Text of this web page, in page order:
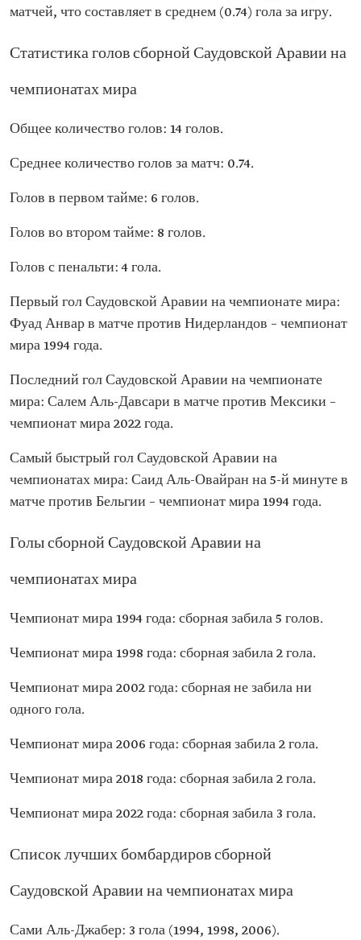
матчей, что составляет в среднем (0.74) гола за игру.
Статистика голов сборной Саудовской Аравии на
чемпионатах мира
Общее количество голов: 14 голов.
Среднее количество голов за матч: 0.74.
Голов в первом тайме: 6 голов.
Голов во втором тайме: 8 голов.
Голов с пенальти: 4 гола.
Первый гол Саудовской Аравии на чемпионате мира:
Фуад Анвар в матче против Нидерландов – чемпионат
мира 1994 года.
Последний гол Саудовской Аравии на чемпионате
мира: Салем Аль-Давсари в матче против Мексики –
чемпионат мира 2022 года.
Самый быстрый гол Саудовской Аравии на
чемпионатах мира: Саид Аль-Овайран на 5-й минуте в
матче против Бельгии – чемпионат мира 1994 года.
Голы сборной Саудовской Аравии на
чемпионатах мира
Чемпионат мира 1994 года: сборная забила 5 голов.
Чемпионат мира 1998 года: сборная забила 2 гола.
Чемпионат мира 2002 года: сборная не забила ни
одного гола.
Чемпионат мира 2006 года: сборная забила 2 гола.
Чемпионат мира 2018 года: сборная забила 2 гола.
Чемпионат мира 2022 года: сборная забила 3 гола.
Список лучших бомбардиров сборной
Саудовской Аравии на чемпионатах мира
Сами Аль-Джабер: 3 гола (1994, 1998, 2006).